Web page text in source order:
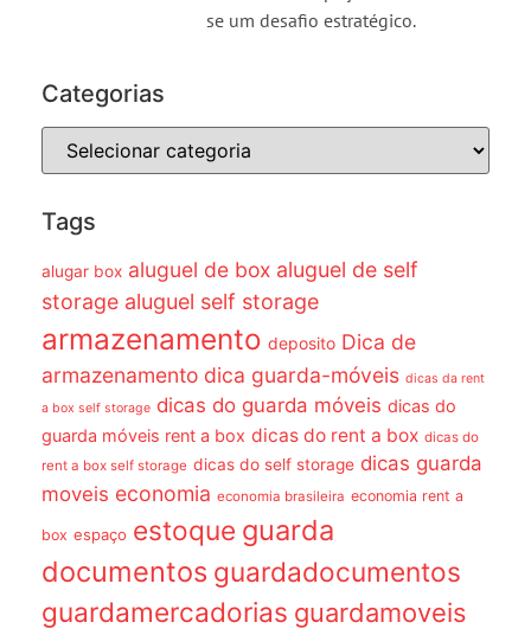
se um desafio estratégico.
Categorias
Tags
alugar box aluguel de box aluguel de self
storage aluguel self storage
armazenamento deposito Dica de
armazenamento dica guarda-móveis dicas da rent
a box self storage dicas do guarda móveis dicas do
guarda móveis rent a box dicas do rent a box dicas do
rent a box self storage dicas do self storage dicas guarda
moveis economia economia brasileira economia rent a
box espaço estoque guarda
documentos guardadocumentos
guardamercadorias guardamoveis